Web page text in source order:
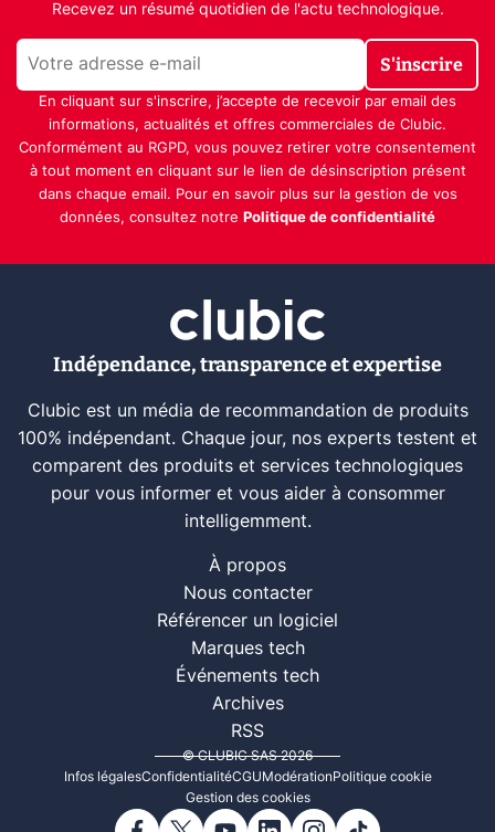
Recevez un résumé quotidien de l'actu technologique.
S'inscrire
En cliquant sur s'inscrire, j’accepte de recevoir par email des
informations, actualités et offres commerciales de Clubic.
Conformément au RGPD, vous pouvez retirer votre consentement
à tout moment en cliquant sur le lien de désinscription présent
dans chaque email. Pour en savoir plus sur la gestion de vos
données, consultez notre Politique de confidentialité
Indépendance, transparence et expertise
Clubic est un média de recommandation de produits
100% indépendant. Chaque jour, nos experts testent et
comparent des produits et services technologiques
pour vous informer et vous aider à consommer
intelligemment.
À propos
Nous contacter
Référencer un logiciel
Marques tech
Événements tech
Archives
RSS
© CLUBIC SAS 2026
Infos légalesConfidentialitéCGUModérationPolitique cookie
Gestion des cookies